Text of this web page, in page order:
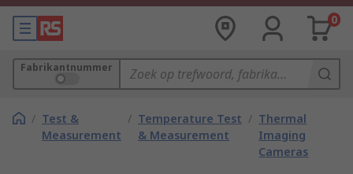
0
Fabrikantnummer
/ Test &
Measurement
/ Temperature Test
& Measurement
/ Thermal
Imaging
Cameras